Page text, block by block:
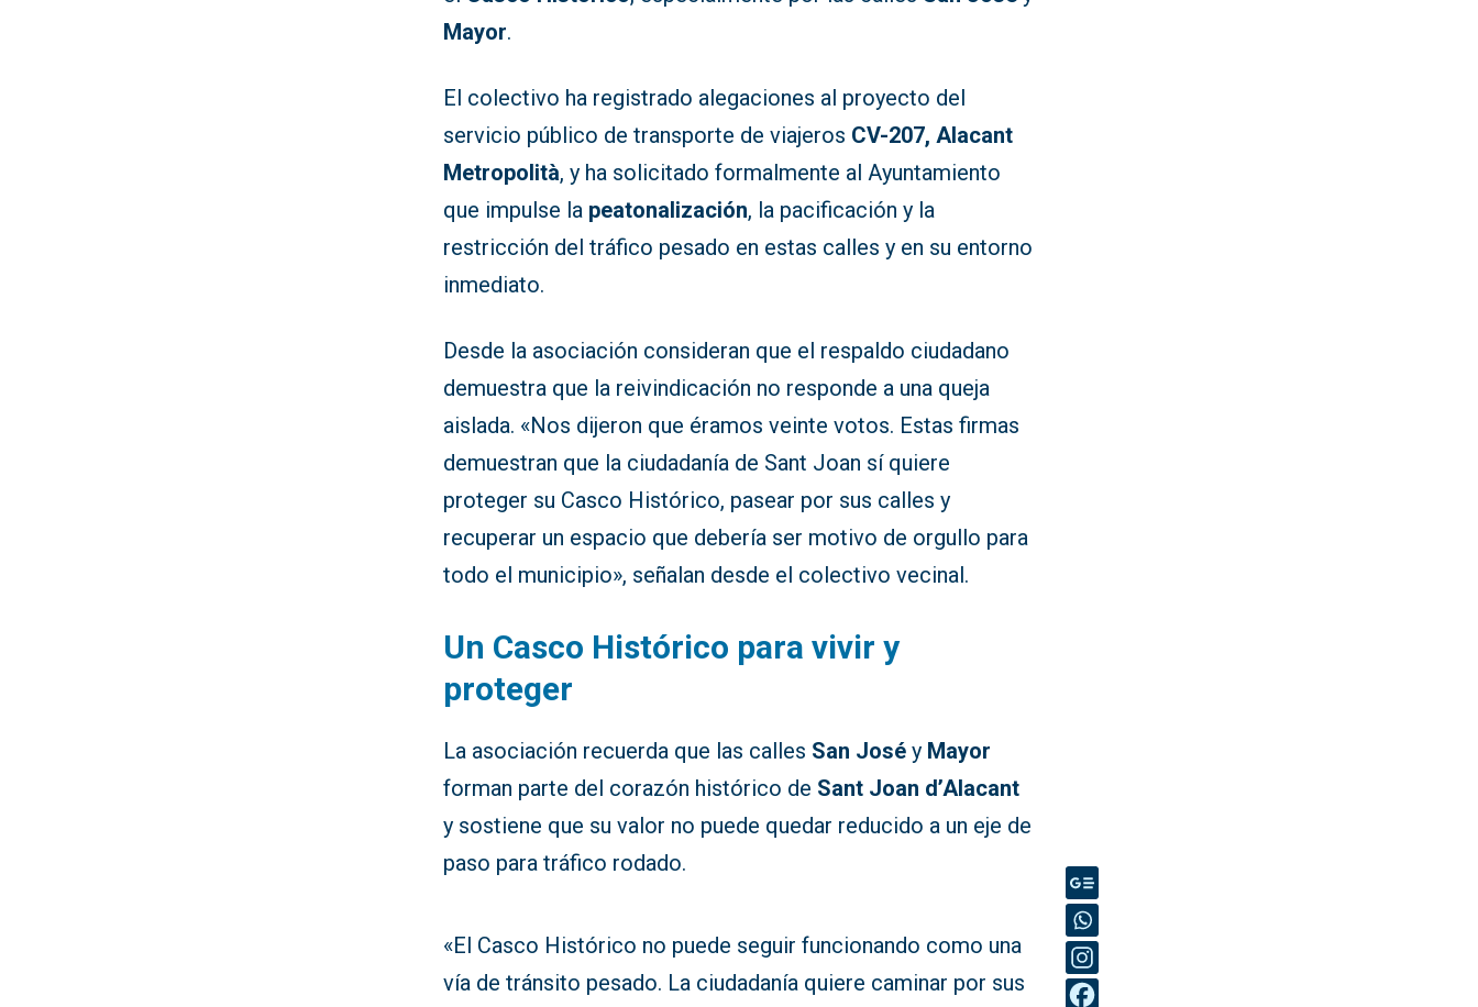
Mayor.
El colectivo ha registrado alegaciones al proyecto del
servicio público de transporte de viajeros CV-207, Alacant
Metropolità, y ha solicitado formalmente al Ayuntamiento
que impulse la peatonalización, la pacificación y la
restricción del tráfico pesado en estas calles y en su entorno
inmediato.
Desde la asociación consideran que el respaldo ciudadano
demuestra que la reivindicación no responde a una queja
aislada. «Nos dijeron que éramos veinte votos. Estas firmas
demuestran que la ciudadanía de Sant Joan sí quiere
proteger su Casco Histórico, pasear por sus calles y
recuperar un espacio que debería ser motivo de orgullo para
todo el municipio», señalan desde el colectivo vecinal.
Un Casco Histórico para vivir y
proteger
La asociación recuerda que las calles San José y Mayor
forman parte del corazón histórico de Sant Joan d’Alacant
y sostiene que su valor no puede quedar reducido a un eje de
paso para tráfico rodado.
«El Casco Histórico no puede seguir funcionando como una
vía de tránsito pesado. La ciudadanía quiere caminar por sus